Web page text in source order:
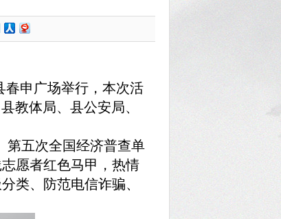
申广场举行，本次活
教体局、县公安局、
第五次全国经济普查单
愿者红色马甲，热情
类、防范电信诈骗、